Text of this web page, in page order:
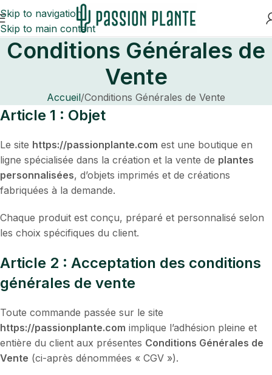
Skip to navigation
Skip to main content
Conditions Générales de
Vente
Accueil Conditions Générales de Vente
Article 1 : Objet
Le site https://passionplante.com est une boutique en
ligne spécialisée dans la création et la vente de plantes
personnalisées, d’objets imprimés et de créations
fabriquées à la demande.
Chaque produit est conçu, préparé et personnalisé selon
les choix spécifiques du client.
Article 2 : Acceptation des conditions
générales de vente
Toute commande passée sur le site
https://passionplante.com implique l’adhésion pleine et
entière du client aux présentes Conditions Générales de
Vente (ci-après dénommées « CGV »).